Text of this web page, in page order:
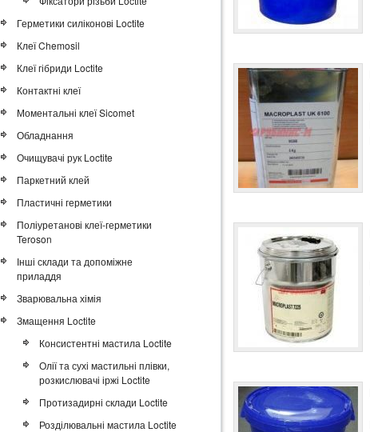
Герметики силіконові Loctite
Клеї Chemosil
Клеї гібриди Loctite
Контактні клеї
Моментальні клеї Sicomet
Обладнання
Очищувачі рук Loctite
Паркетний клей
Пластичні герметики
Поліуретанові клеї-герметики
Teroson
Інші склади та допоміжне
приладдя
Зварювальна хімія
Змащення Loctite
Консистентні мастила Loctite
Олії та сухі мастильні плівки,
розкислювачі іржі Loctite
Протизадирні склади Loctite
Розділювальні мастила Loctite